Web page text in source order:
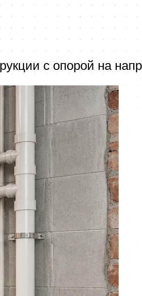
с опорой на